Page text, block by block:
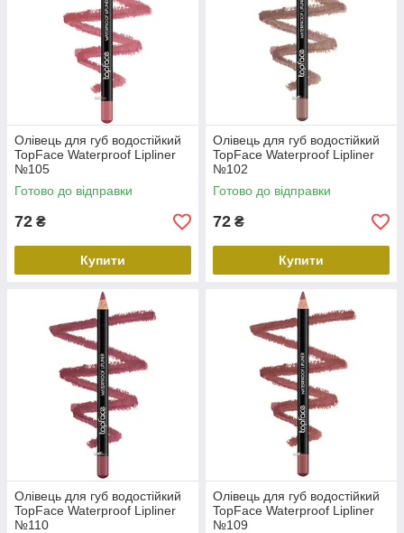
Олівець для губ водостійкий
TopFace Waterproof Lipliner
№105
Готово до відправки
72 ₴
Купити
Олівець для губ водостійкий
TopFace Waterproof Lipliner
№102
Готово до відправки
72 ₴
Купити
Олівець для губ водостійкий
TopFace Waterproof Lipliner
№110
Олівець для губ водостійкий
TopFace Waterproof Lipliner
№109